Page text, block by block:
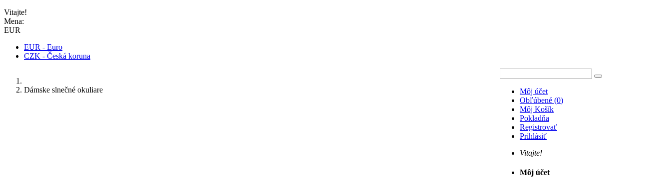
Vitajte!
Mena:
EUR
EUR - Euro
CZK - Česká koruna
Môj účet
Obľúbené (0)
Môj Košík
Pokladňa
Registrovať
Prihlásiť
Vitajte!
Môj účet
Dámske slnečné okuliare